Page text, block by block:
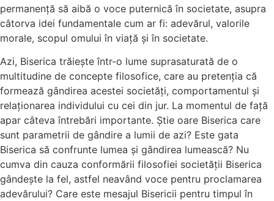
permanență să aibă o voce puternică în societate, asupra
câtorva idei fundamentale cum ar fi: adevărul, valorile
morale, scopul omului în viață și în societate.
Azi, Biserica trăiește într-o lume suprasaturată de o
multitudine de concepte filosofice, care au pretenția că
formează gândirea acestei societăți, comportamentul și
relaționarea individului cu cei din jur. La momentul de față
apar câteva întrebări importante. Știe oare Biserica care
sunt parametrii de gândire a lumii de azi? Este gata
Biserica să confrunte lumea și gândirea lumească? Nu
cumva din cauza conformării filosofiei societății Biserica
gândește la fel, astfel neavând voce pentru proclamarea
adevărului? Care este mesajul Bisericii pentru timpul în